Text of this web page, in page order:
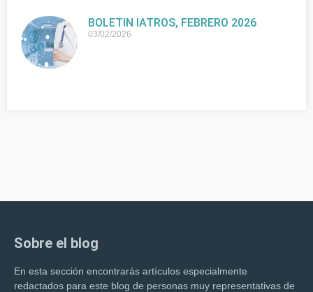
BOLETIN IATROS, FEBRERO 2026
03/02/2026
Sobre el blog
En esta sección encontrarás artículos especialmente
redactados para este blog de personas muy representativas de